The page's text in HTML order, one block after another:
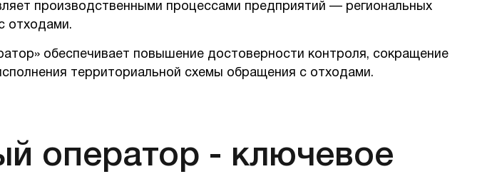
производственными процессами предприятий — региональных
отходами.
обеспечивает повышение достоверности контроля, сокращение
территориальной схемы обращения с отходами.
оператор - ключевое